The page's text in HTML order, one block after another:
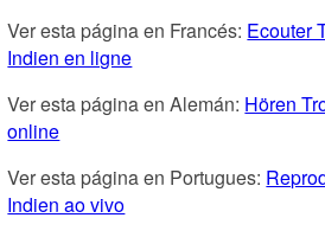
Ver esta página en Francés: Ecouter
Indien en ligne
Ver esta página en Alemán: Hören
online
Ver esta página en Portugues:
Indien ao vivo